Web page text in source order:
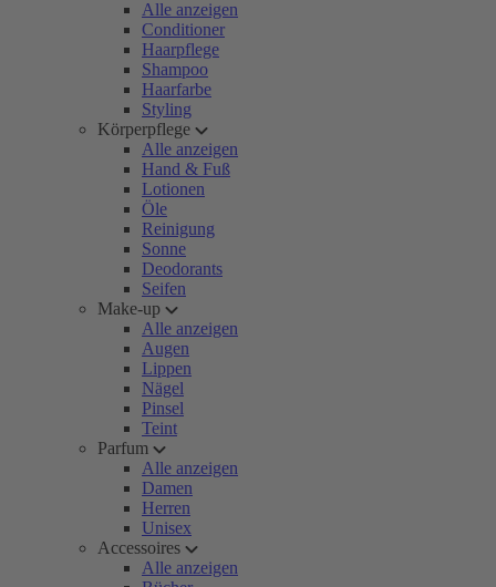
Alle anzeigen
Conditioner
Haarpflege
Shampoo
Haarfarbe
Styling
Körperpflege
Alle anzeigen
Hand & Fuß
Lotionen
Öle
Reinigung
Sonne
Deodorants
Seifen
Make-up
Alle anzeigen
Augen
Lippen
Nägel
Pinsel
Teint
Parfum
Alle anzeigen
Damen
Herren
Unisex
Accessoires
Alle anzeigen